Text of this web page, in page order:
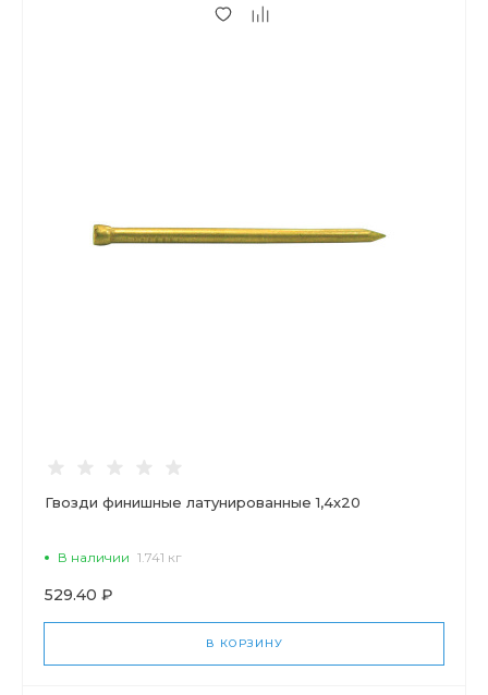
Гвозди финишные латунированные 1,4х20
В наличии 1.741 кг
529.40 ₽
В КОРЗИНУ